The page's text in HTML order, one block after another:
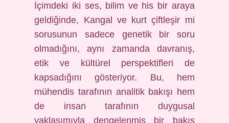
İçimdeki iki ses, bilim ve his bir araya
geldiğinde, Kangal ve kurt çiftleşir mi
sorusunun sadece genetik bir soru
olmadığını, aynı zamanda davranış,
etik ve kültürel perspektifleri de
kapsadığını gösteriyor. Bu, hem
mühendis tarafının analitik bakışı hem
de insan tarafının duygusal
yaklaşımıyla dengelenmiş bir bakış